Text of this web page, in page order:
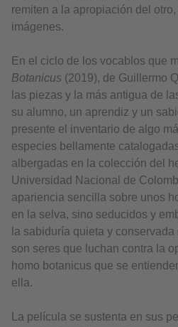
remiten a la apropiación del
imágenes.
En el ciclo de los vocablos que
Botanicus (2019), de Guillermo
las piezas y la más antigua de
su alumno, un aprendiz y un
presente el inventario de algo
especies bellamente
albergadas en la colección del
Universidad Nacional de
apariencia sencilla sobre unos
en la selva, sino seducidos y
la sabiduría quieta y
son seres que luchan contra la
homo botanicus que se
ella.
La película se sustenta en sus